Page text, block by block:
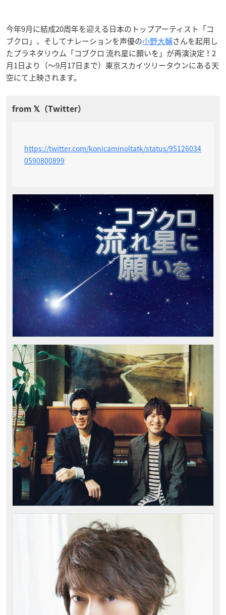
今年9月に結成20周年を迎える日本のトップアーティスト「コ
ブクロ」、そしてナレーションを声優の小野大輔さんを起用し
たプラネタリウム「コブクロ 流れ星に願いを」が再演決定！2
月1日より（〜9月17日まで）東京スカイツリータウンにある天
空にて上映されます。
https://twitter.com/konicaminoltatk/status/95126034
0590800899